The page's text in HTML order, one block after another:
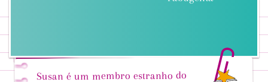
Susan é um membro estranho do